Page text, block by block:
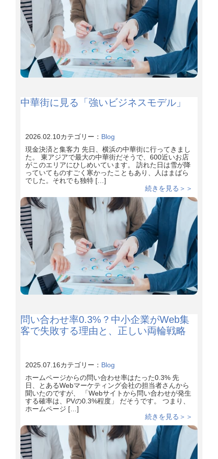
中華街に見る「強いビジネスモデル」
2026.02.10カテゴリー： Blog
現金決済と集客力 先日、横浜の中華街に行ってきまし
た。 東アジアで最大の中華街だそうで、600近いお店
がこのエリアにひしめいています。 訪れた日は雪が降
っていてものすごく寒かったこともあり、人はまばら
でした。それでも独特 […]
続きを見る＞＞
問い合わせ率0.3%？中小企業がWeb集
客で失敗する理由と、正しい両輪戦略
2025.07.16カテゴリー： Blog
ホームページからの問い合わせ率はたった0.3% 先
日、とあるWebマーケティング会社の担当者さんから
聞いたのですが、 「Webサイトから問い合わせが発生
する確率は、PVの0.3%程度」 だそうです。 つまり、
ホームページ […]
続きを見る＞＞